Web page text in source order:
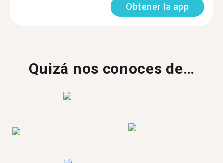
Obtener la app
Quizá nos conoces de…